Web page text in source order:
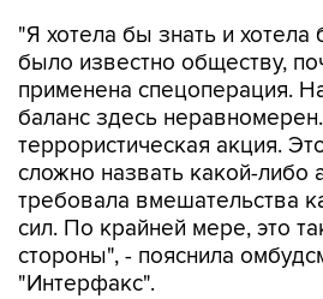
"Я хотела бы знать и хотела
было известно обществу,
применена спецоперация.
баланс здесь
террористическая акция.
сложно назвать какой-либо
требовала вмешательства
сил. По крайней мере, это
стороны", - пояснила
"Интерфакс".